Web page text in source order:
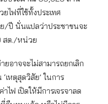
ไฟที่ใช้ทั้งประเทศ
ปี นั่นแปลว่าประชาชนจะ
สต./หน่วย
อาจจะไม่สามารถยกเลิก
เหตุสุดวิสัย’ ในการ
ไฟ เปิดให้มีการเจรจาลด